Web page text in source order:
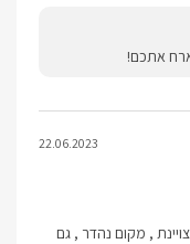
אתכם!
22.06.2023
, מקום נהדר , גם